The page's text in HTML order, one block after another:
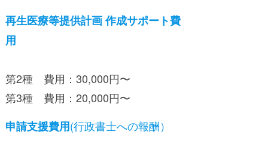
再生医療等提供計画 作成サポート費
用
第2種 費用：30,000円〜
第3種 費用：20,000円〜
申請支援費用(行政書士への報酬）